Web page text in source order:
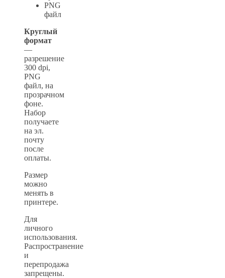
PNG
файл
Круглый
формат
—
разрешение
300 dpi,
PNG
файл, на
прозрачном
фоне.
Набор
получаете
на эл.
почту
после
оплаты.
Размер
можно
менять в
принтере.
Для
личного
использования.
Распространение
и
перепродажа
запрещены.